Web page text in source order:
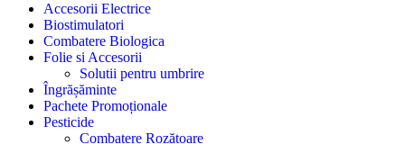
Accesorii Electrice
Biostimulatori
Combatere Biologica
Folie si Accesorii
Solutii pentru umbrire
Îngrășăminte
Pachete Promoționale
Pesticide
Combatere Rozătoare